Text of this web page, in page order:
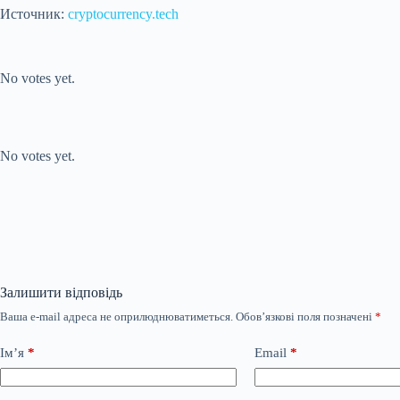
Источник: cryptocurrency.tech
No votes yet.
No votes yet.
Залишити відповідь
Ваша e-mail адреса не оприлюднюватиметься. Обов’язкові поля позначені *
Ім’я * Email *